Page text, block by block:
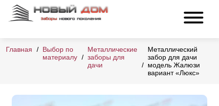
Главная
Выбор по
материалу
Металлические
заборы для
дачи
Металлический
забор для дачи
модель Жалюзи
вариант «Люкс»